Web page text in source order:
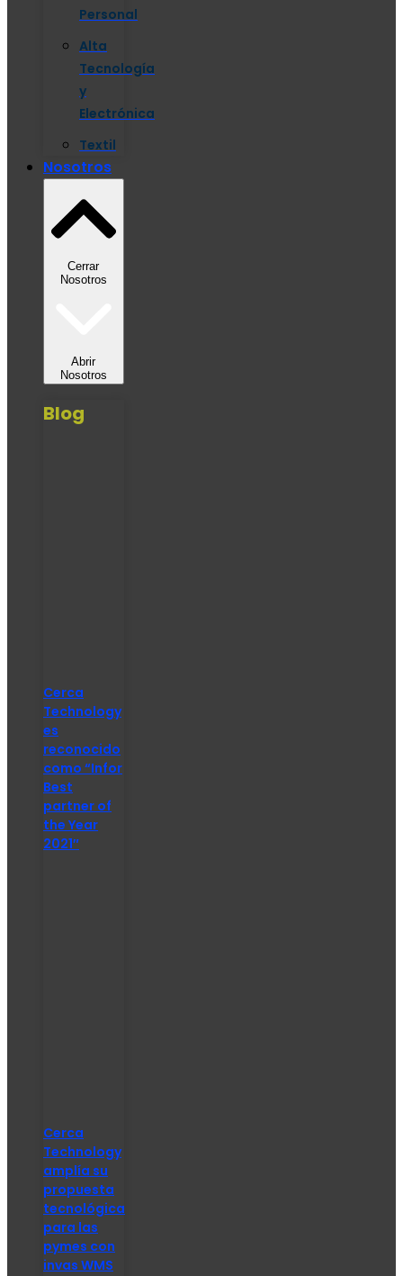
Personal
Alta
Tecnología
y
Electrónica
Textil
Nosotros
Cerrar
Nosotros
Abrir
Nosotros
Blog
Cerca
Technology
es
reconocido
como “Infor
Best
partner of
the Year
2021″
Cerca
Technology
amplía su
propuesta
tecnológica
para las
pymes con
invas WMS